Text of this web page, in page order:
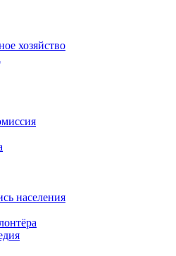
хозяйство
населения